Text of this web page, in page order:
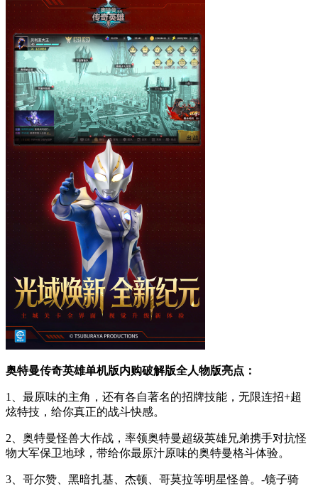
奥特曼传奇英雄单机版内购破解版全人物版亮点：
1、最原味的主角，还有各自著名的招牌技能，无限连招+超
炫特技，给你真正的战斗快感。
2、奥特曼怪兽大作战，率领奥特曼超级英雄兄弟携手对抗怪
物大军保卫地球，带给你最原汁原味的奥特曼格斗体验。
3、哥尔赞、黑暗扎基、杰顿、哥莫拉等明星怪兽。-镜子骑